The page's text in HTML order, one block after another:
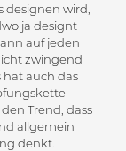
designen wird,
ja designt
auf jeden
zwingend
hat auch das
Trend, dass
allgemein
denkt.